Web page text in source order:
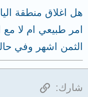
هل اغلاق منطقة
امر طبيعي ام لا
الثمن اشهر وفي
شارك: الرابط